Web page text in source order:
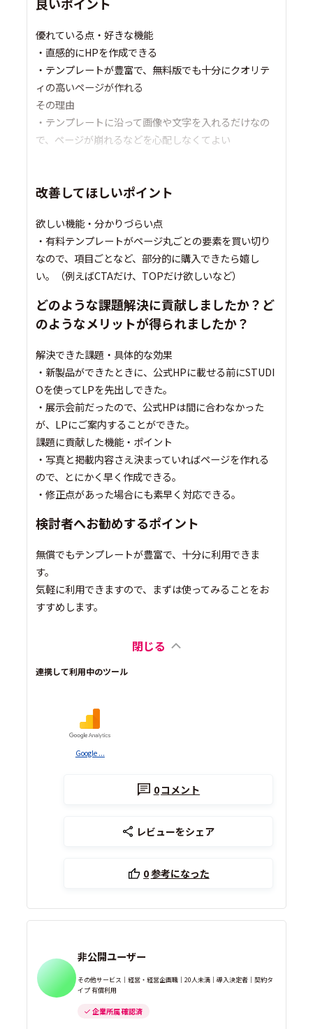
優れている点・好きな機能
・直感的にHPを作成できる
・テンプレートが豊富で、無料版でも十分にクオリテ
ィの高いページが作れる
その理由
・テンプレートに沿って画像や文字を入れるだけなの
で、ページが崩れるなどを心配しなくてよい
改善してほしいポイント
欲しい機能・分かりづらい点
・有料テンプレートがページ丸ごとの要素を買い切り
なので、項目ごとなど、部分的に購入できたら嬉し
い。（例えばCTAだけ、TOPだけ欲しいなど）
どのような課題解決に貢献しましたか？ど
のようなメリットが得られましたか？
解決できた課題・具体的な効果
・新製品ができたときに、公式HPに載せる前にSTUDI
Oを使ってLPを先出しできた。
・展示会前だったので、公式HPは間に合わなかった
が、LPにご案内することができた。
課題に貢献した機能・ポイント
・写真と掲載内容さえ決まっていればページを作れる
ので、とにかく早く作成できる。
・修正点があった場合にも素早く対応できる。
検討者へお勧めするポイント
無償でもテンプレートが豊富で、十分に利用できま
す。
気軽に利用できますので、まずは使ってみることをお
すすめします。
閉じる
連携して利用中のツール
Google ...
0コメント
レビューをシェア
0参考になった
非公開ユーザー
その他サービス｜経営・経営企画職｜20人未満｜導入決定者｜契約タ
イプ 有償利用
企業所属 確認済